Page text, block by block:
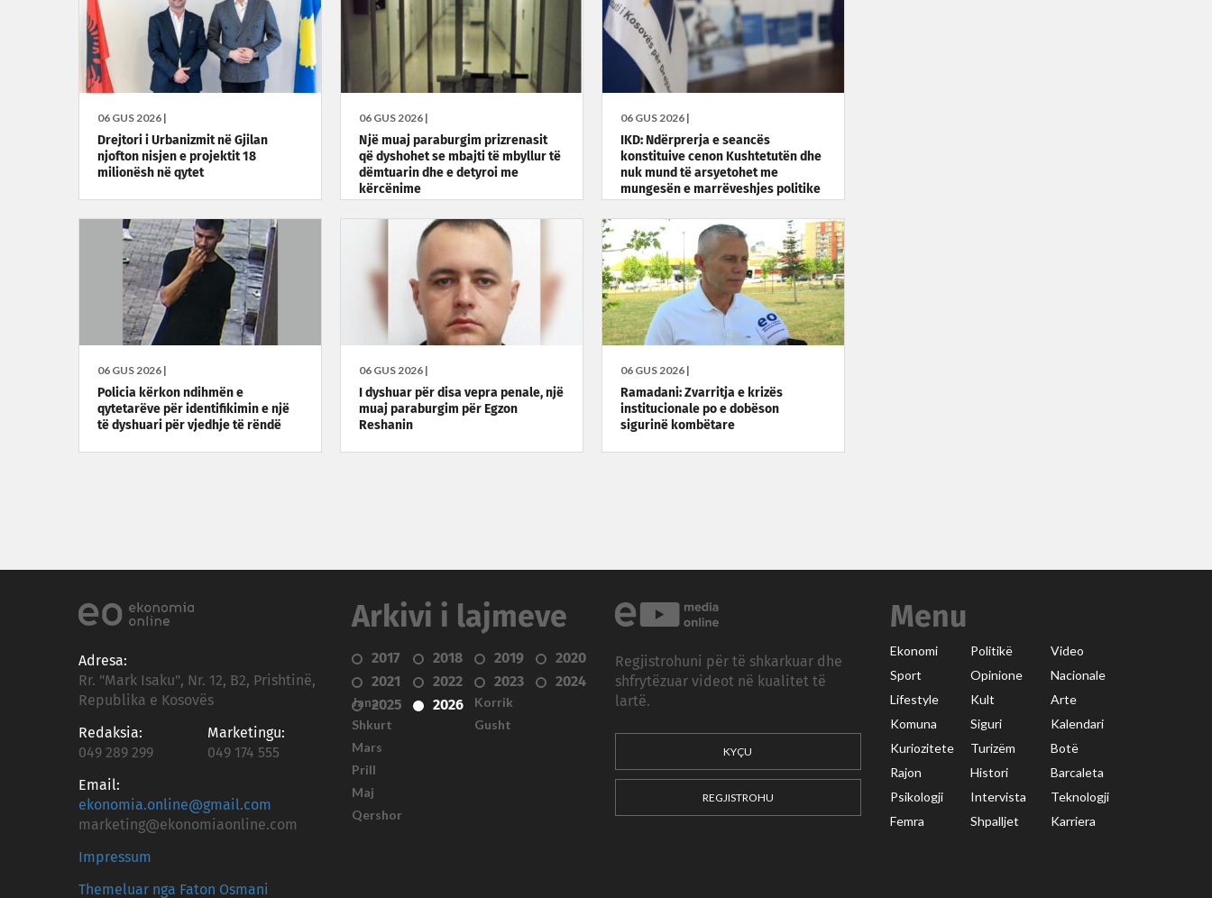
06 GUS 2026 |
Drejtori i Urbanizmit në Gjilan
njofton nisjen e projektit 18
milionësh në qytet
06 GUS 2026 |
Një muaj paraburgim prizrenasit
që dyshohet se mbajti të mbyllur të
dëmtuarin dhe e detyroi me
kërcënime
06 GUS 2026 |
IKD: Ndërprerja e seancës
konstituive cenon Kushtetutën dhe
nuk mund të arsyetohet me
mungesën e marrëveshjes politike
06 GUS 2026 |
Policia kërkon ndihmën e
qytetarëve për identifikimin e një
të dyshuari për vjedhje të rëndë
06 GUS 2026 |
I dyshuar për disa vepra penale, një
muaj paraburgim për Egzon
Reshanin
06 GUS 2026 |
Ramadani: Zvarritja e krizës
institucionale po e dobëson
sigurinë kombëtare
Adresa:
Rr. "Mark Isaku", Nr. 12, B2, Prishtinë,
Republika e Kosovës
Redaksia:
049 289 299
Marketingu:
049 174 555
Email:
ekonomia.online@gmail.com
marketing@ekonomiaonline.com
Impressum
Themeluar nga Faton Osmani
Arkivi i lajmeve
2017 2018 2019
2020
2021
2022 2023
2024
2025
2026
Janar
Shkurt
Mars
Prill
Maj
Qershor
Korrik
Gusht
Regjistrohuni për të shkarkuar dhe
shfrytëzuar videot në kualitet të
lartë.
KYÇU
REGJISTROHU
Menu
Ekonomi Politikë
Video
Sport
Opinione
Nacionale
Lifestyle
Kult
Arte
Komuna
Siguri
Kalendari
Kuriozitete
Turizëm
Botë
Rajon
Histori
Barcaleta
Psikologji
Intervista
Teknologji
Femra
Shpalljet Karriera